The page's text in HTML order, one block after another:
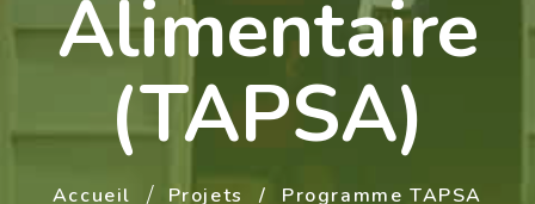
Alimentaire
(TAPSA)
Accueil Projets Programme TAPSA